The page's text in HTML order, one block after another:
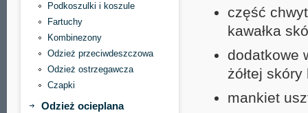
Podkoszulki i koszule
Fartuchy
Kombinezony
Odzież przeciwdeszczowa
Odzież ostrzegawcza
Czapki
Odzież ocieplana
część
kawałka
dodatkowe
żółtej
mankiet